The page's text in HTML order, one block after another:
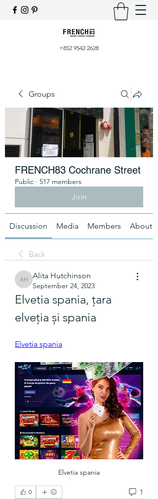
+852 9542 2628
Groups
FRENCH83 Cochrane Street
Public · 517 members
Join
Discussion Media Members About
Back
Alita Hutchinson
Alita Hutchinson
September 24, 2023
Elvetia spania, țara
elveția și spania
Elvetia spania
Elvetia spania
0 1